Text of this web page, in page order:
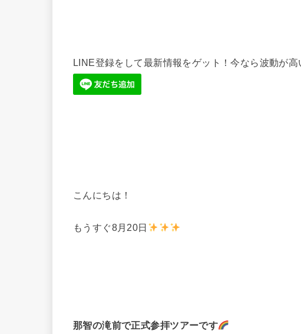
LINE登録をして最新情報をゲット！今なら波動が高
こんにちは！
もうすぐ8月20日
那智の滝前で正式参拝ツアーです